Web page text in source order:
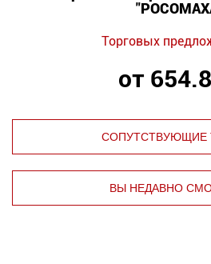
Торговых
от
СОПУТСТВУЮЩИЕ
ВЫ НЕДАВНО